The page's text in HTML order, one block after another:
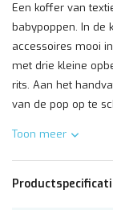
Een koffer van
babypoppen. In de
accessoires mooi
met drie kleine
rits. Aan het
van de pop op te
Toon meer